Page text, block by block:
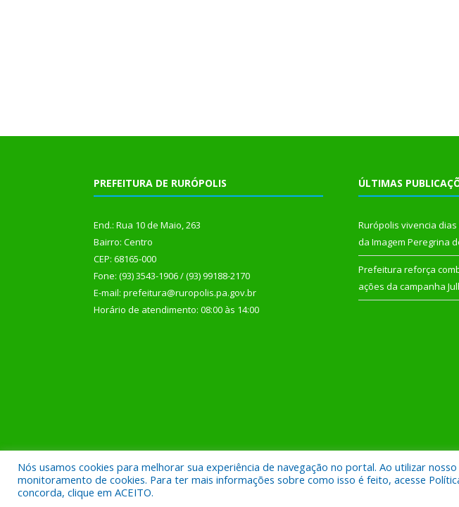
PREFEITURA DE RURÓPOLIS
End.: Rua 10 de Maio, 263
Bairro: Centro
CEP: 68165-000
Fone: (93) 3543-1906 / (93) 99188-2170
E-mail: prefeitura@ruropolis.pa.gov.br
Horário de atendimento: 08:00 às 14:00
ÚLTIMAS
Rurópolis vivencia
da Imagem Peregrina
Prefeitura reforça
ações da campanha
Todos os direitos reservados a Prefeitura Municipal de Rurópolis.
Nós usamos cookies para melhorar sua experiência de navegação no portal. Ao utilizar
monitoramento de cookies. Para ter mais informações sobre como isso é feito, acesse
concorda, clique em ACEITO.